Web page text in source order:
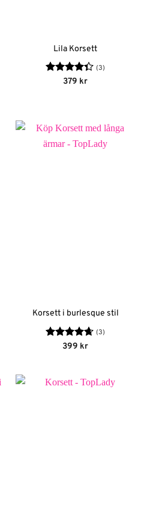
Lila Korsett
Betygsatt
(3)
379 kr
Korsett i burlesque stil
Betygsatt
(3)
399 kr